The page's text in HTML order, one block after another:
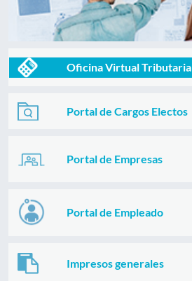
Oficina Virtual Tributaria
Portal de Cargos Electos
Portal de Empresas
Portal de Empleado
Impresos generales